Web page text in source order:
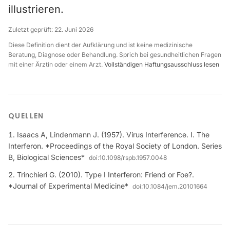
illustrieren.
Zuletzt geprüft: 22. Juni 2026
Diese Definition dient der Aufklärung und ist keine medizinische
Beratung, Diagnose oder Behandlung. Sprich bei gesundheitlichen Fragen
mit einer Ärztin oder einem Arzt. Vollständigen Haftungsausschluss lesen
QUELLEN
Isaacs A, Lindenmann J. (1957). Virus Interference. I. The
Interferon. *Proceedings of the Royal Society of London. Series
B, Biological Sciences* doi:10.1098/rspb.1957.0048
Trinchieri G. (2010). Type I Interferon: Friend or Foe?.
*Journal of Experimental Medicine* doi:10.1084/jem.20101664